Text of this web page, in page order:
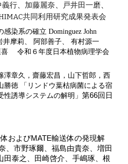
義行 加藤麗奈 戸井田一磨
共同利用研究成果発表会
感染系の確立Dominguez John
井摩莉、 阿部善子、
有村源一
喜 令和 ６年度日本植物病理学会
澤章久，齋藤宏昌，山下哲郎，西
勝徳 「 リンドウ葉枯病菌による宿
性誘導システムの解明 」第66回日
およびMATE輸送体の発現解
、市野琢爾、福島由貴奈、増田
田泰之、田崎啓介、手嶋琢、根